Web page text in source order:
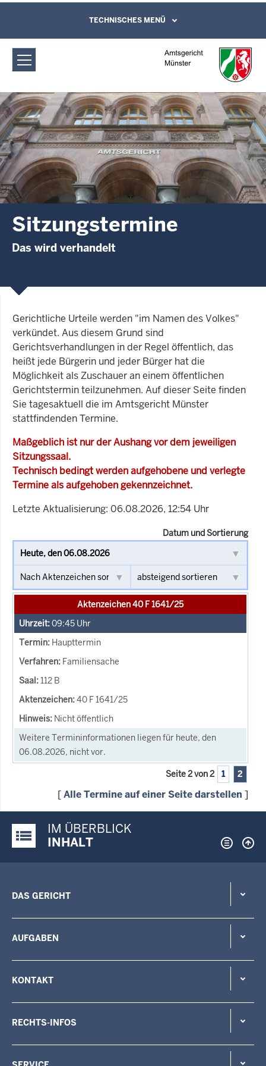
Amtsgericht Münster: Sitzungstermine
Direkt zum Inhalt
Leichte Sprache, Gebärdensprachenvideo
und Kontaktformular
TECHNISCHES MENÜ
Sitzungstermine
Das wird verhandelt
Gerichtliche Urteile werden "im Namen des Volkes"
verkündet. Aus diesem Grund sind
Gerichtsverhandlungen in der Regel öffentlich, das
heißt jede Bürgerin und jeder Bürger hat die
Möglichkeit als Zuschauer an einem öffentlichen
Gerichtstermin teilzunehmen. Auf dieser Seite finden
Sie tagesaktuell die im Amtsgericht Münster
stattfindenden Termine.
Maßgeblich ist nur der Aushang vor dem jeweiligen
Sitzungssaal.
Technisch bedingt werden aufgehobene und verlegte
Termine als aufgehoben gekennzeichnet.
Letzte Aktualisierung: 06.08.2026, 12:54 Uhr
Datum und Sortierung
Aktenzeichen 40 F 1641/25
09:45 Uhr
Haupttermin
Familiensache
112 B
40 F 1641/25
Nicht öffentlich
Weitere Termininformationen liegen für heute, den
06.08.2026, nicht vor.
Seite 2 von 2 1 2
[Alle Termine auf einer Seite darstellen ]
Justiz-Portal im Überblick:
IM ÜBERBLICK
INHALT
DAS GERICHT
AUFGABEN
KONTAKT
RECHTS-INFOS